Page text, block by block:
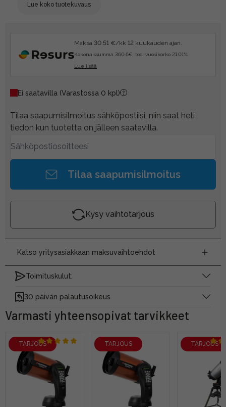
Lue koko tuotekuvaus
Maksa 30.51 €/kk 12 kuukauden ajan.
Kokonaissumma 360.6€, tod. vuosikorko 21.01%.
Lue lisää
Ei saatavilla (Varastossa 0 kpl)
Tilaa saapumisilmoitus sähköpostiisi, niin saat heti
tiedon kun tuotetta on jälleen saatavilla.
Tilaa saapumisilmoitus
Kysy vaihtotarjous
Katso yritysasiakkaan maksuvaihtoehdot
Toimituskulut:
30 päivän palautusoikeus
Varmasti yhteensopivat tarvikkeet
TARJOUS TARJOUS TARJOUS